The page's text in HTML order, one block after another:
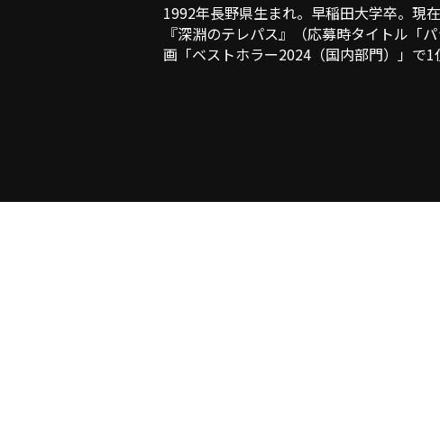
1992年長野県生まれ。早稲田大学卒。現
『深淵のテレパス』（応募時タイトル「
画「ベストホラー2024（国内部門）」で1